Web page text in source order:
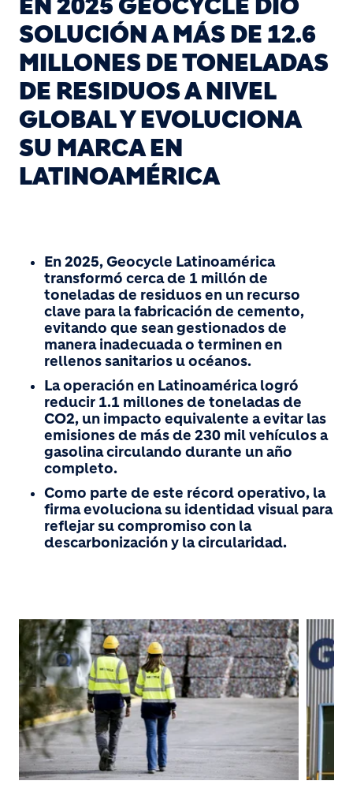
EN 2025 GEOCYCLE DIO
SOLUCIÓN A MÁS DE 12.6
MILLONES DE TONELADAS
DE RESIDUOS A NIVEL
GLOBAL Y EVOLUCIONA
SU MARCA EN
LATINOAMÉRICA
En 2025, Geocycle Latinoamérica
transformó cerca de 1 millón de
toneladas de residuos en un recurso
clave para la fabricación de cemento,
evitando que sean gestionados de
manera inadecuada o terminen en
rellenos sanitarios u océanos.
La operación en Latinoamérica logró
reducir 1.1 millones de toneladas de
CO2, un impacto equivalente a evitar las
emisiones de más de 230 mil vehículos a
gasolina circulando durante un año
completo.
Como parte de este récord operativo, la
firma evoluciona su identidad visual para
reflejar su compromiso con la
descarbonización y la circularidad.